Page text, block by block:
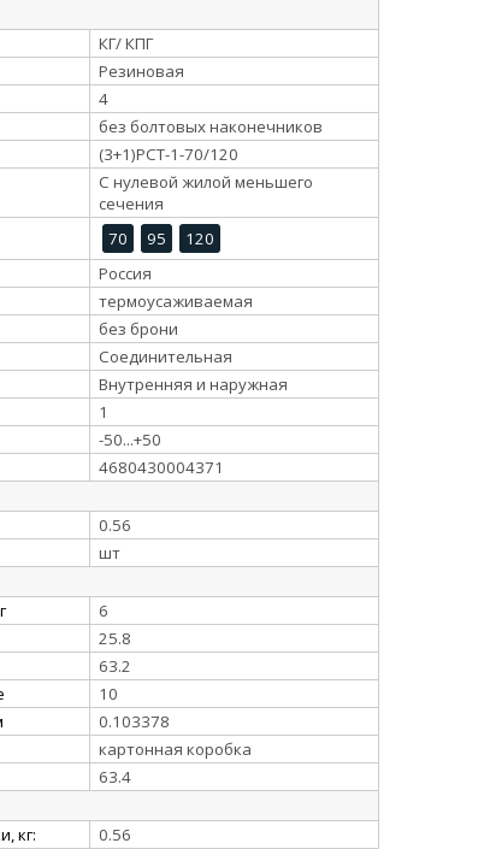
КГ/ КПГ
Резиновая
4
без болтовых наконечников
(3+1)РСТ-1-70/120
С нулевой жилой меньшего
сечения
70 95
120
Россия
термоусаживаемая
без брони
Соединительная
Внутренняя и наружная
1
-50...+50
4680430004371
0.56
шт
6
25.8
63.2
10
0.103378
картонная коробка
63.4
кг:
0.56